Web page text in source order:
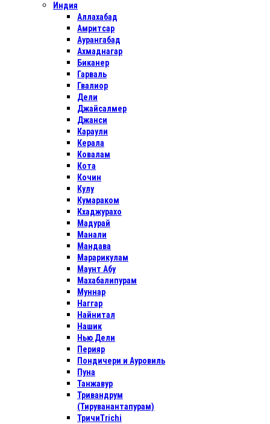
Индия
Аллахабад
Амритсар
Аурангабад
Ахмаднагар
Биканер
Гарваль
Гвалиор
Дели
Джайсалмер
Джанси
Караули
Керала
Ковалам
Кота
Кочин
Кулу
Кумараком
Кхаджурахо
Мадурай
Манали
Мандава
Марарикулам
Маунт Абу
Махабалипурам
Муннар
Наггар
Найнитал
Нашик
Нью Дели
Перияр
Пондичери и Ауровиль
Пуна
Танжавур
Тривандрум
(Тируванантапурам)
ТричиTrichi